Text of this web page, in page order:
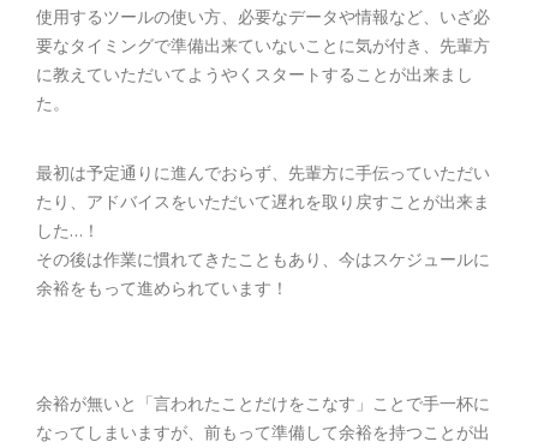
使用するツールの使い方、必要なデータや情報など、いざ必
要なタイミングで準備出来ていないことに気が付き、先輩方
に教えていただいてようやくスタートすることが出来まし
た。
最初は予定通りに進んでおらず、先輩方に手伝っていただい
たり、アドバイスをいただいて遅れを取り戻すことが出来ま
した…！
その後は作業に慣れてきたこともあり、今はスケジュールに
余裕をもって進められています！
余裕が無いと「言われたことだけをこなす」ことで手一杯に
なってしまいますが、前もって準備して余裕を持つことが出